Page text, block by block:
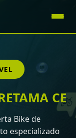
CE
Bike de
especializado